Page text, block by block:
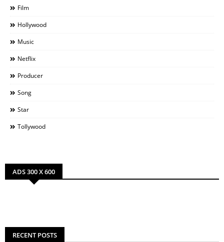
Film
Hollywood
Music
Netflix
Producer
Song
Star
Tollywood
ADS 300 X 600
RECENT POSTS